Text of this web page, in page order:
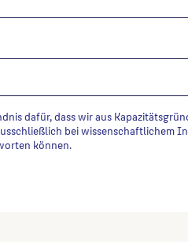
dafür, dass wir aus
bei wissenschaftlichem
können.